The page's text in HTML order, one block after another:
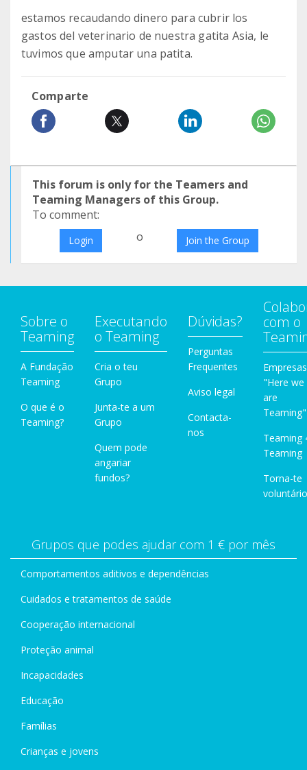
estamos recaudando dinero para cubrir los
gastos del veterinario de nuestra gatita Asia, le
tuvimos que amputar una patita.
Comparte
This forum is only for the Teamers and
Teaming Managers of this Group.
To comment:
Login o Join the Group
Sobre o
Teaming
A Fundação
Teaming
O que é o
Teaming?
Executando
o Teaming
Cria o teu
Grupo
Junta-te a um
Grupo
Quem pode
angariar
fundos?
Dúvidas?
Perguntas
Frequentes
Aviso legal
Contacta-
nos
com o
Empresas
"Here we
are
Teaming"
Teaming
Teaming
Torna-te
Grupos que podes ajudar com 1 € por mês
Comportamentos aditivos e dependências
Cuidados e tratamentos de saúde
Cooperação internacional
Proteção animal
Incapacidades
Educação
Famílias
Crianças e jovens